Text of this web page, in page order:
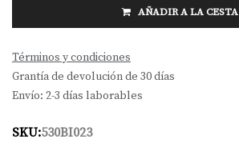
AÑADIR A LA CESTA
Términos y condiciones
Grantía de devolución de 30 días
Envío: 2-3 días laborables
SKU:530BI023